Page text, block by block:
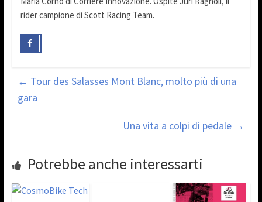
rider campione di Scott Racing Team.
← Tour des Salasses Mont Blanc, molto più di una
gara
Una vita a colpi di pedale →
Potrebbe anche interessarti